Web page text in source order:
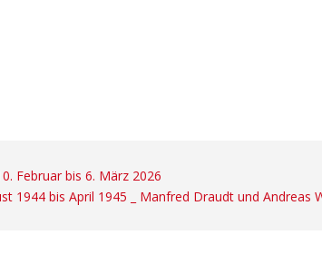
Februar bis 6. März 2026
1944 bis April 1945 _ Manfred Draudt und Andreas